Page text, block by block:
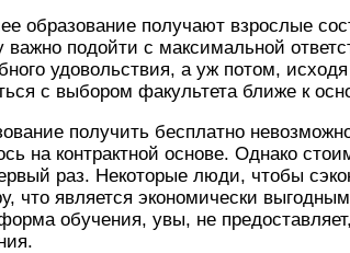
образование получают взрослые
важно подойти с максимальной
удовольствия, а уж потом,
с выбором факультета ближе к
получить бесплатно
на контрактной основе. Однако
раз. Некоторые люди, чтобы
что является экономически
обучения, увы, не